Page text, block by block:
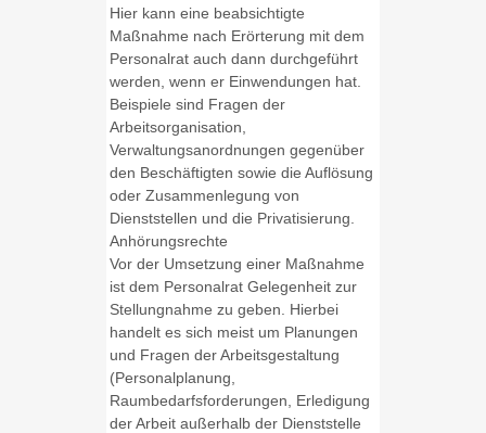
Hier kann eine beabsichtigte
Maßnahme nach Erörterung mit dem
Personalrat auch dann durchgeführt
werden, wenn er Einwendungen hat.
Beispiele sind Fragen der
Arbeitsorganisation,
Verwaltungsanordnungen gegenüber
den Beschäftigten sowie die Auflösung
oder Zusammenlegung von
Dienststellen und die Privatisierung.
Anhörungsrechte
Vor der Umsetzung einer Maßnahme
ist dem Personalrat Gelegenheit zur
Stellungnahme zu geben. Hierbei
handelt es sich meist um Planungen
und Fragen der Arbeitsgestaltung
(Personalplanung,
Raumbedarfsforderungen, Erledigung
der Arbeit außerhalb der Dienststelle